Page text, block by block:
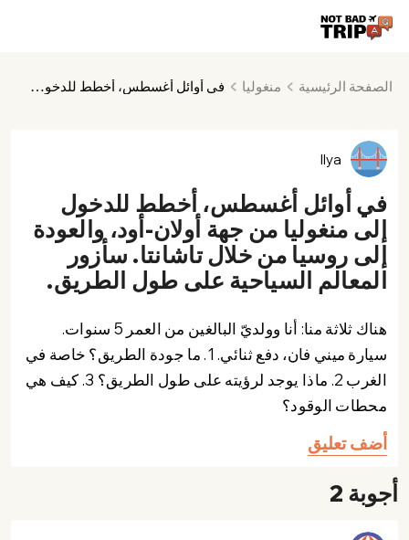
الصفحة الرئيسية منغوليا في أوائل أغسطس، أخطط للدخول إلى منغوليا من جهة أولان-أود، والعودة إلى روسيا من خلال تاشانتا. سأزور المعالم السياحية على طول الطريق.
Ilya
في أوائل أغسطس، أخطط للدخول
إلى منغوليا من جهة أولان-أود، والعودة
إلى روسيا من خلال تاشانتا. سأزور
المعالم السياحية على طول الطريق.
هناك ثلاثة منا: أنا وولديّ البالغين من العمر 5 سنوات.
سيارة ميني فان، دفع ثنائي. 1. ما جودة الطريق؟ خاصة في
الغرب 2. ماذا يوجد لرؤيته على طول الطريق؟ 3. كيف هي
محطات الوقود؟
أضف تعليق
أجوبة 2